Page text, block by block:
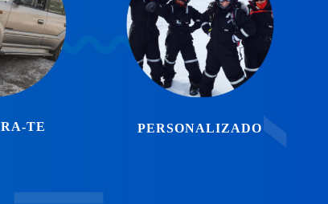
TE PERSONALIZADO